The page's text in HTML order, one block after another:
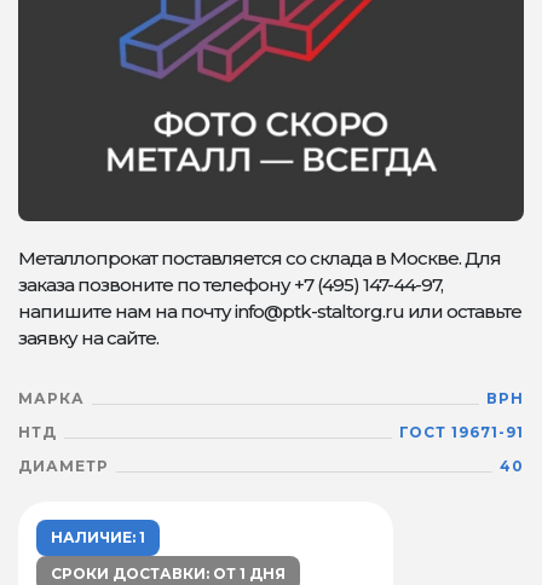
Металлопрокат поставляется со склада в Москве. Для
заказа позвоните по телефону +7 (495) 147-44-97,
напишите нам на почту info@ptk-staltorg.ru или оставьте
заявку на сайте.
МАРКА
ВРН
НТД
ГОСТ 19671-91
ДИАМЕТР
40
НАЛИЧИЕ: 1
СРОКИ ДОСТАВКИ: ОТ 1 ДНЯ